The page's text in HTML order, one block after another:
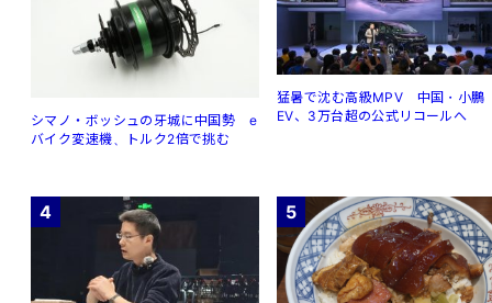
シマノ・ボッシュの牙城に中国勢 e
バイク変速機、トルク2倍で挑む
猛暑で沈む高級MPV 中国・小鵬
EV、3万台超の公式リコールへ
4 5